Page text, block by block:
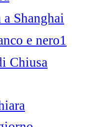
Shanghai
e nero1
Chiusa